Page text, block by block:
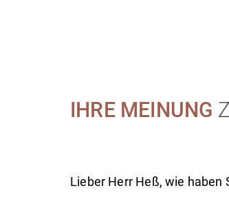
IHRE MEINUNG
Lieber Herr Heß, wie haben